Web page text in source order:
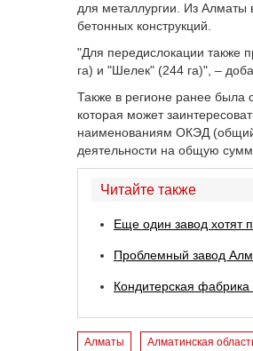
для металлургии. Из Алматы
бетонных конструкций.
"Для передислокации также
га) и "Шелек" (244 га)", –
Также в регионе ранее была
которая может
наименованиям ОКЭД (общий
деятельности на общую
Читайте также
Еще один завод хотят
Проблемный завод
Кондитерская
Алматы Алматинская